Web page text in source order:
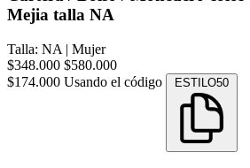
Mejia talla NA
Talla: NA | Mujer
$348.000 $580.000
$174.000 Usando el código ESTILO50